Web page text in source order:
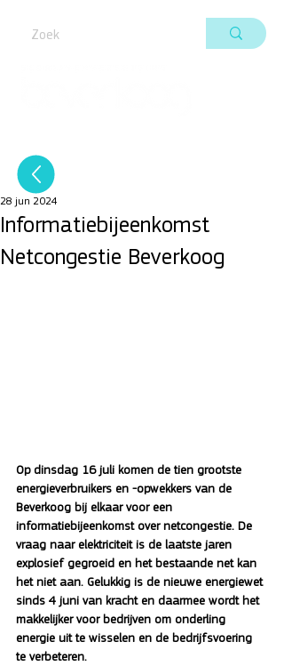
Informatiebijeenkomst
Netcongestie Beverkoog
28 jun 2024
Op dinsdag 16 juli komen de tien grootste
energieverbruikers en -opwekkers van de
Beverkoog bij elkaar voor een
informatiebijeenkomst over netcongestie. De
vraag naar elektriciteit is de laatste jaren
explosief gegroeid en het bestaande net kan
het niet aan. Gelukkig is de nieuwe energiewet
sinds 4 juni van kracht en daarmee wordt het
makkelijker voor bedrijven om onderling
energie uit te wisselen en de bedrijfsvoering
te verbeteren.